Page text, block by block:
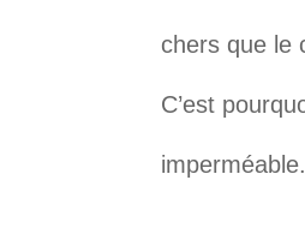
chers que le
C’est
imperméable.